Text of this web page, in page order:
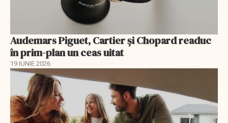
Audemars Piguet, Cartier și Chopard readuc
în prim-plan un ceas uitat
19 IUNIE 2026